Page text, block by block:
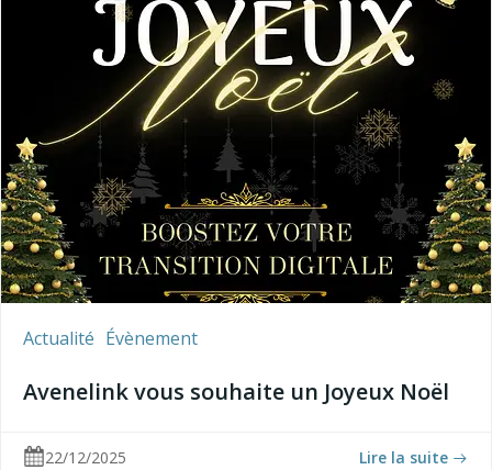
Actualité Évènement
Avenelink vous souhaite un Joyeux Noël
22/12/2025 Lire la suite